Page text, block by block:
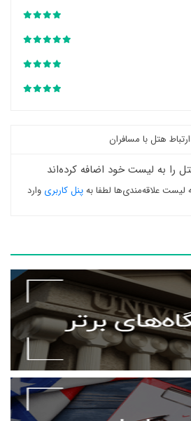
ارتباط هتل با مسافران
لیست علاقه‌مندی‌ها لطفا بهپنل کاربری وارد